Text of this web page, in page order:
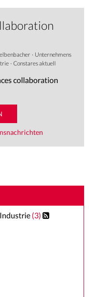
· Unternehmens
· Constares aktuell
collaboration
(3)